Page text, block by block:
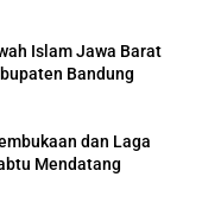
Islam Jawa Barat
Bandung
dan Laga
Mendatang